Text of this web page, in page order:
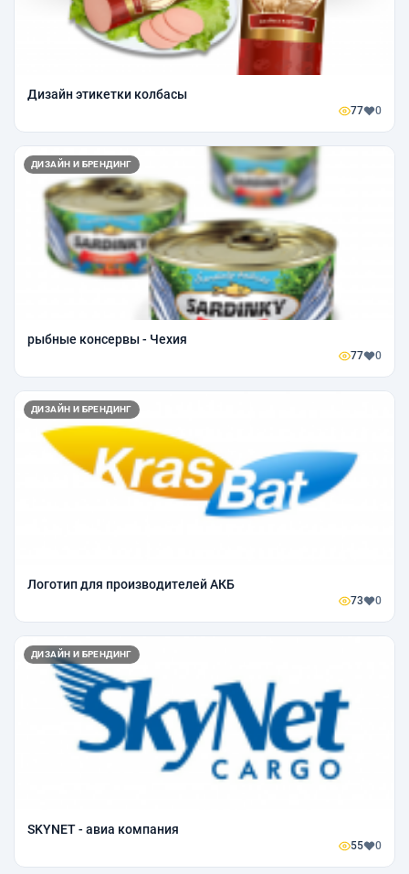
Дизайн этикетки колбасы
77 0
ДИЗАЙН И БРЕНДИНГ
рыбные консервы - Чехия
77 0
ДИЗАЙН И БРЕНДИНГ
Логотип для производителей АКБ
73 0
ДИЗАЙН И БРЕНДИНГ
SKYNET - авиа компания
55 0